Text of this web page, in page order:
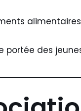
portée des